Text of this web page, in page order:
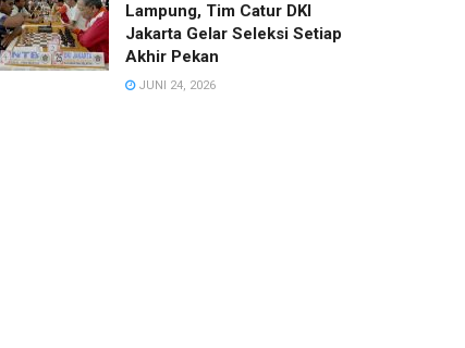
Lampung, Tim Catur DKI
Jakarta Gelar Seleksi Setiap
Akhir Pekan
JUNI 24, 2026